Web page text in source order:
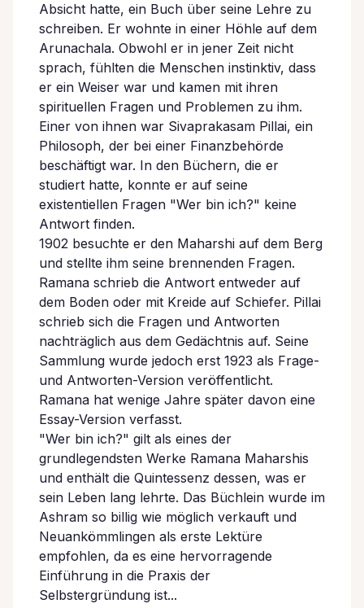
Absicht hatte, ein Buch über seine Lehre zu
schreiben. Er wohnte in einer Höhle auf dem
Arunachala. Obwohl er in jener Zeit nicht
sprach, fühlten die Menschen instinktiv, dass
er ein Weiser war und kamen mit ihren
spirituellen Fragen und Problemen zu ihm.
Einer von ihnen war Sivaprakasam Pillai, ein
Philosoph, der bei einer Finanzbehörde
beschäftigt war. In den Büchern, die er
studiert hatte, konnte er auf seine
existentiellen Fragen "Wer bin ich?" keine
Antwort finden.
1902 besuchte er den Maharshi auf dem Berg
und stellte ihm seine brennenden Fragen.
Ramana schrieb die Antwort entweder auf
dem Boden oder mit Kreide auf Schiefer. Pillai
schrieb sich die Fragen und Antworten
nachträglich aus dem Gedächtnis auf. Seine
Sammlung wurde jedoch erst 1923 als Frage-
und Antworten-Version veröffentlicht.
Ramana hat wenige Jahre später davon eine
Essay-Version verfasst.
"Wer bin ich?" gilt als eines der
grundlegendsten Werke Ramana Maharshis
und enthält die Quintessenz dessen, was er
sein Leben lang lehrte. Das Büchlein wurde im
Ashram so billig wie möglich verkauft und
Neuankömmlingen als erste Lektüre
empfohlen, da es eine hervorragende
Einführung in die Praxis der
Selbstergründung ist...